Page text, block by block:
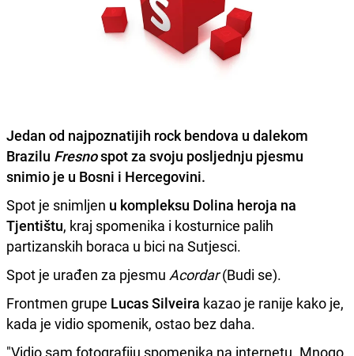
Jedan od najpoznatijih rock bendova u dalekom
Brazilu Fresnospot za svoju posljednju pjesmu
snimio je u Bosni i Hercegovini.
Spot je snimljen u kompleksu Dolina heroja na
Tjentištu, kraj spomenika i kosturnice palih
partizanskih boraca u bici na Sutjesci.
Spot je urađen za pjesmu Acordar(Budi se).
Frontmen grupe Lucas Silveira kazao je ranije kako je,
kada je vidio spomenik, ostao bez daha.
"Vidio sam fotografiju spomenika na internetu. Mnogo